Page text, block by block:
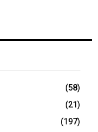
(58)
(21)
(197)